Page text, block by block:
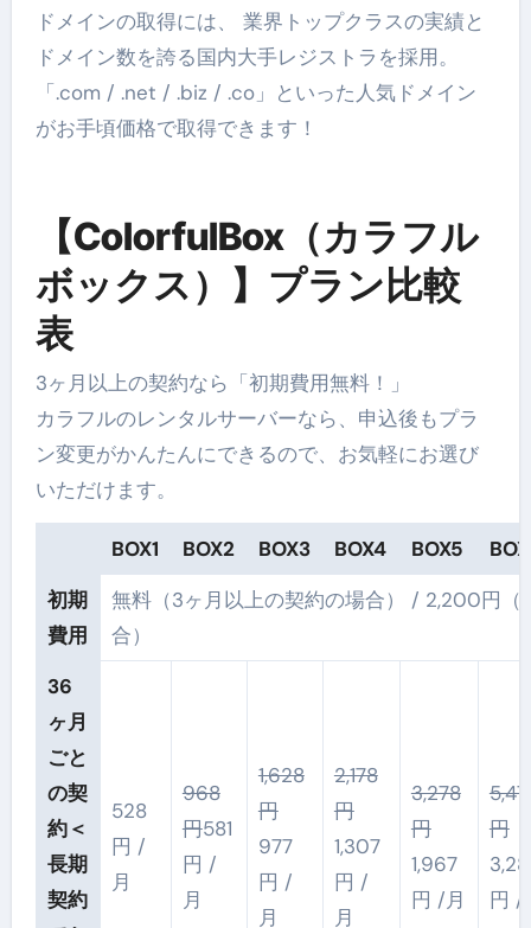
ドメインの取得には、 業界トップクラスの実績と
ドメイン数を誇る国内大手レジストラを採用。
「.com / .net / .biz / .co」といった人気ドメイン
がお手頃価格で取得できます！
【ColorfulBox（カラフル
ボックス）】プラン比較
表
3ヶ月以上の契約なら「初期費用無料！」
カラフルのレンタルサーバーなら、申込後もプラ
ン変更がかんたんにできるので、お気軽にお選び
いただけます。
BOX1 BOX2 BOX3 BOX4 BOX5
初期
費用
無料（3ヶ月以上の契約の場合） / 2,200円（
合）
36
ヶ月
ごと
の契
約＜
長期
契約
528
円 /
月
968
円581
円 /
月
1,628
円
977
円 /
月
2,178
円
1,307
円 /
月
3,278
円
1,967
円 /月
円
円 /